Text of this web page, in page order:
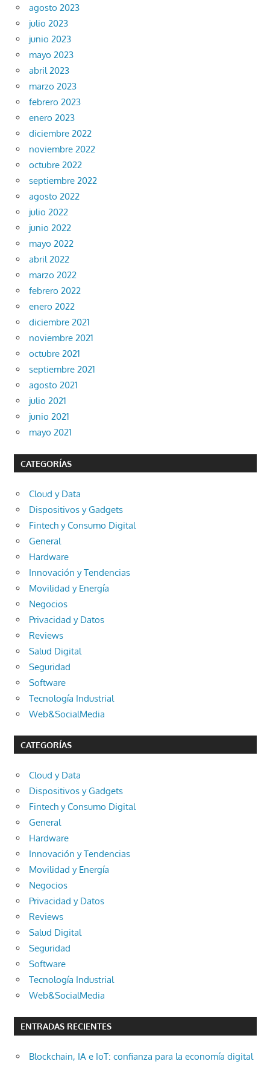
agosto 2023
julio 2023
junio 2023
mayo 2023
abril 2023
marzo 2023
febrero 2023
enero 2023
diciembre 2022
noviembre 2022
octubre 2022
septiembre 2022
agosto 2022
julio 2022
junio 2022
mayo 2022
abril 2022
marzo 2022
febrero 2022
enero 2022
diciembre 2021
noviembre 2021
octubre 2021
septiembre 2021
agosto 2021
julio 2021
junio 2021
mayo 2021
CATEGORÍAS
Cloud y Data
Dispositivos y Gadgets
Fintech y Consumo Digital
General
Hardware
Innovación y Tendencias
Movilidad y Energía
Negocios
Privacidad y Datos
Reviews
Salud Digital
Seguridad
Software
Tecnología Industrial
Web&SocialMedia
CATEGORÍAS
Cloud y Data
Dispositivos y Gadgets
Fintech y Consumo Digital
General
Hardware
Innovación y Tendencias
Movilidad y Energía
Negocios
Privacidad y Datos
Reviews
Salud Digital
Seguridad
Software
Tecnología Industrial
Web&SocialMedia
ENTRADAS RECIENTES
Blockchain, IA e IoT: confianza para la economía digital